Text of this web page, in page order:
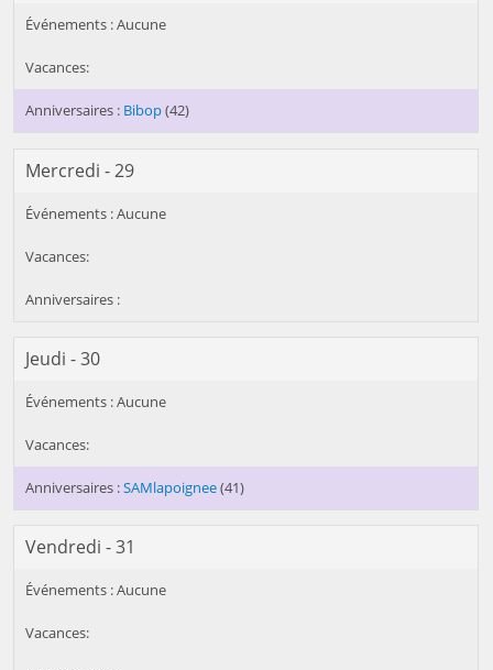
Bibop(42)
Mercredi - 29
Jeudi - 30
SAMlapoignee(41)
Vendredi - 31